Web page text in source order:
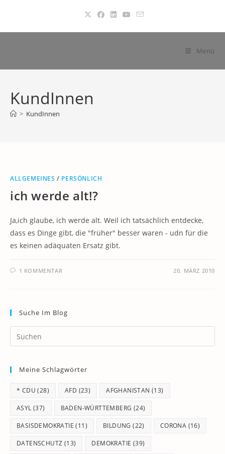
springen
Menü
KundInnen
> KundInnen
ALLGEMEINES / PERSÖNLICH
ich werde alt!?
Ja,ich glaube, ich werde alt. Weil ich tatsächlich entdecke,
dass es Dinge gibt, die "früher" besser waren - udn für die
es keinen adäquaten Ersatz gibt.
1 KOMMENTAR 20. MÄRZ 2010
Suche Im Blog
Meine Schlagwörter
* CDU (28) AFD (23) AFGHANISTAN (13)
ASYL (37) BADEN-WÜRTTEMBERG (24)
BASISDEMOKRATIE (11) BILDUNG (22) CORONA (16)
DATENSCHUTZ (13) DEMOKRATIE (39)